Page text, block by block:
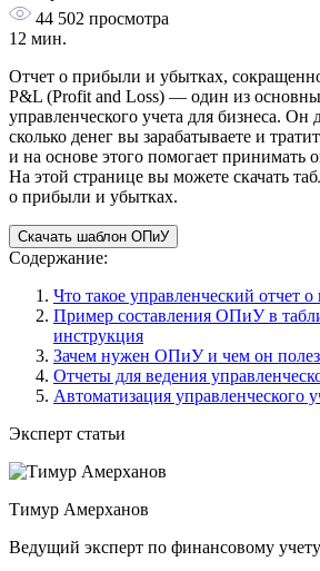
44 502 просмотра
12 мин.
Отчет о прибыли и убытках,
P&L (Profit and Loss) — один из
управленческого учета для бизнеса. Он
сколько денег вы зарабатываете и
и на основе этого помогает принимать
На этой странице вы можете скачать
о прибыли и убытках.
Скачать шаблон ОПиУ
Содержание:
Что такое управленческий отчет
Пример составления ОПиУ в
инструкция
Зачем нужен ОПиУ и чем он
Отчеты для ведения
Автоматизация управленческого
Эксперт статьи
Тимур Амерханов
Ведущий эксперт по финансовому